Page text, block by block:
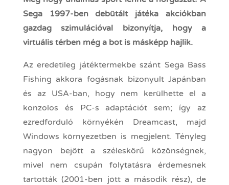
Sega 1997-ben debütált játéka akciókban
gazdag szimulációval bizonyítja, hogy a
virtuális térben még a bot is másképp hajlik.
Az eredetileg játéktermekbe szánt Sega Bass
Fishing akkora fogásnak bizonyult Japánban
és az USA-ban, hogy nem kerülhette el a
konzolos és PC-s adaptációt sem; így az
ezredforduló környékén Dreamcast, majd
Windows környezetben is megjelent. Tényleg
nagyon bejött a széleskörű közönségnek,
mivel nem csupán folytatásra érdemesnek
tartották (2001-ben jött a második rész), de